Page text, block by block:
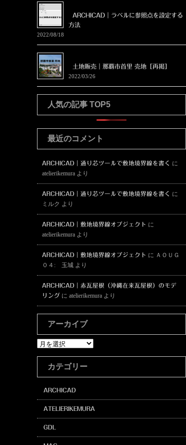
ARCHICAD｜ラベルに参照点を設定する
方法
2022/08/18
土地販売｜那覇市首里 売地［再掲］
2022/03/26
人気の記事 TOP5
最近のコメント
ARCHICAD｜通り芯ツールで敷地境界線を書く
に
atelierikemuraより
ARCHICAD｜通り芯ツールで敷地境界線を書く
に
ミルク より
ARCHICAD｜敷地境界線オブジェクト に
atelierikemuraより
ARCHICAD｜敷地境界線オブジェクト に ＡＯＵＧ
０４: 玉城より
ARCHICAD｜赤瓦屋根（沖縄在来瓦屋根）のモデ
リングに atelierikemuraより
アーカイブ
ア
カテゴリー
ARCHICAD
ATELIERIKEMURA
GDL